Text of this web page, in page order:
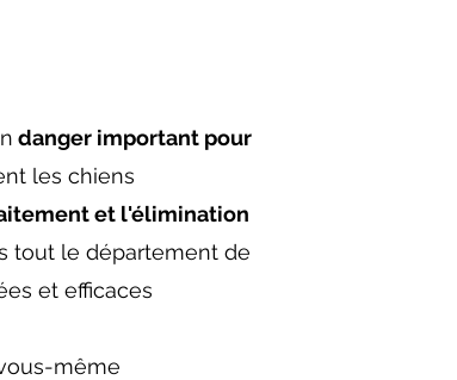
danger important pour
les chiens
et l'élimination
tout le département de
et efficaces
même